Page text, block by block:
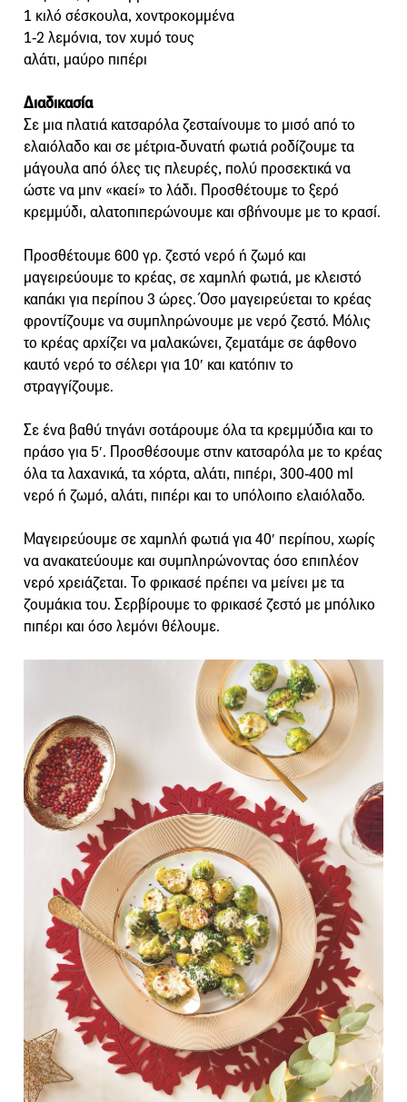
1 κιλό σέσκουλα, χοντροκομμένα
1-2 λεμόνια, τον χυμό τους
αλάτι, μαύρο πιπέρι
Διαδικασία
Σε μια πλατιά κατσαρόλα ζεσταίνουμε το μισό από το
ελαιόλαδο και σε μέτρια-δυνατή φωτιά ροδίζουμε τα
μάγουλα από όλες τις πλευρές, πολύ προσεκτικά να
ώστε να μην «καεί» το λάδι. Προσθέτουμε το ξερό
κρεμμύδι, αλατοπιπερώνουμε και σβήνουμε με το κρασί.
Προσθέτουμε 600 γρ. ζεστό νερό ή ζωμό και
μαγειρεύουμε το κρέας, σε χαμηλή φωτιά, με κλειστό
καπάκι για περίπου 3 ώρες. Όσο μαγειρεύεται το κρέας
φροντίζουμε να συμπληρώνουμε με νερό ζεστό. Μόλις
το κρέας αρχίζει να μαλακώνει, ζεματάμε σε άφθονο
καυτό νερό το σέλερι για 10′ και κατόπιν το
στραγγίζουμε.
Σε ένα βαθύ τηγάνι σοτάρουμε όλα τα κρεμμύδια και το
πράσο για 5′. Προσθέσουμε στην κατσαρόλα με το κρέας
όλα τα λαχανικά, τα χόρτα, αλάτι, πιπέρι, 300-400 ml
νερό ή ζωμό, αλάτι, πιπέρι και το υπόλοιπο ελαιόλαδο.
Μαγειρεύουμε σε χαμηλή φωτιά για 40′ περίπου, χωρίς
να ανακατεύουμε και συμπληρώνοντας όσο επιπλέον
νερό χρειάζεται. Το φρικασέ πρέπει να μείνει με τα
ζουμάκια του. Σερβίρουμε το φρικασέ ζεστό με μπόλικο
πιπέρι και όσο λεμόνι θέλουμε.